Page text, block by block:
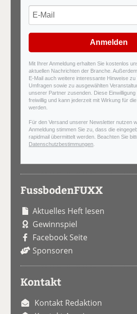
Anmelden
Mit Ihrer Anmeldung erhalten Sie kostenlos
aktuellen Nachrichten der Branche.
E-Mail auch weitere interessante Hinweise zu
Umfragen sowie zu ausgewählten
unserer Partner zusenden. Diese
freiwillig und kann jederzeit mit Wirkung für
werden.
Für den Versand unserer Newsletter nutzen
Anmeldung stimmen Sie zu, dass die
rapidmail übermittelt werden. Beachten Sie
Datenschutzbestimmungen
FussbodenFUXX
Aktuelles Heft lesen
Gewinnspiel
Facebook Seite
Sponsoren
Kontakt
Kontakt Redaktion